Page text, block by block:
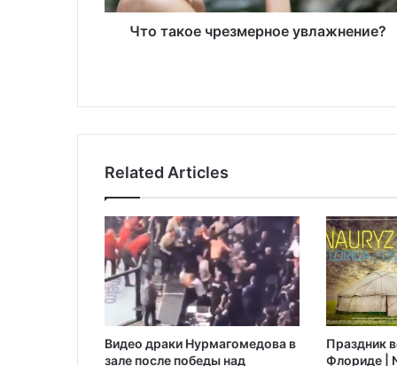
ч
е
е
у
в
л
а
ж
н
е
и
Что такое чрезмерное увлажнение?
Related Articles
Видео драки Нурмагомедова в
зале после победы над
Праздник
Флориде |